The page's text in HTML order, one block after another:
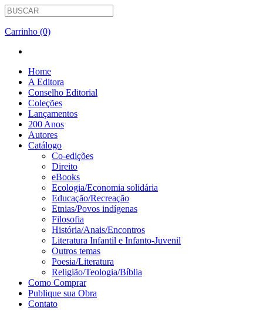
Carrinho (0)
Home
A Editora
Conselho Editorial
Coleções
Lançamentos
200 Anos
Autores
Catálogo
Co-edições
Direito
eBooks
Ecologia/Economia solidária
Educação/Recreação
Etnias/Povos indígenas
Filosofia
História/Anais/Encontros
Literatura Infantil e Infanto-Juvenil
Outros temas
Poesia/Literatura
Religião/Teologia/Bíblia
Como Comprar
Publique sua Obra
Contato